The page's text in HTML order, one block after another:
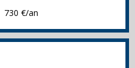
730 €/an